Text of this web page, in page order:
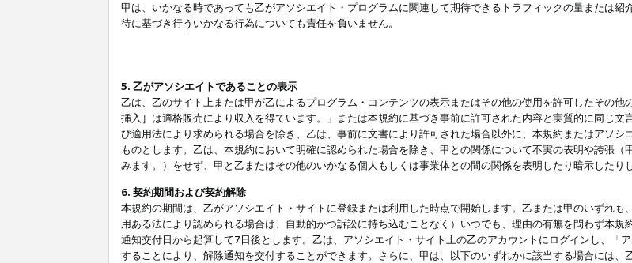
甲は、いかなる時であっても乙がアソシエイト・プログラムに関連して期待できるトラフィックの量または
待に基づき行ういかなる行為についても責任を負いません。
5. 乙がアソシエイトであることの表示
乙は、乙のサイト上または甲が乙によるプログラム・コンテンツの表示またはその他の使用を許可したその
挿入］は適格販売により収入を得ています。」または本規約に基づき事前に許可された内容と実質的に同じ
び適用法により求められる場合を除き、乙は、事前に文書により許可された場合以外に、本規約またはアソ
ものとします。乙は、本規約において明確に認められた場合を除き、甲との関係について不実の表明や誇張
みます。）をせず、甲と乙またはその他のいかなる個人もしくは事業体との間の関係を表明したり暗示したり
6. 契約期間および契約解除
本規約の期間は、乙がアソシエイト・サイトに登録または利用した時点で開始します。乙または甲のいずれ
用ある法により認められる場合は、自動的かつ訴訟に持ち込むことなく）いつでも、理由の有無を問わず本規
通知交付日から起算して7日後とします。乙は、アソシエイト・サイト上の乙のアカウントにログインし、「
することにより、解除通知を交付することができます。さらに、甲は、以下のいずれかに該当する場合には